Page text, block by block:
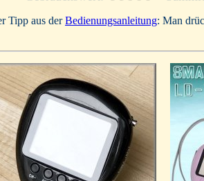
Tipp aus derBedienungsanleitung: Man